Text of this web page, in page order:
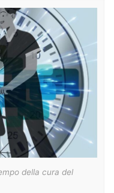
della cura del